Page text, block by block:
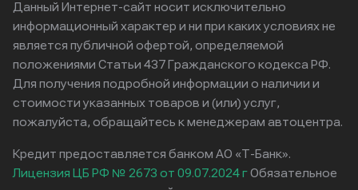
Данный Интернет-сайт носит исключительно
информационный характер и ни при каких условиях не
является публичной офертой, определяемой
положениями Статьи 437 Гражданского кодекса РФ.
Для получения подробной информации о наличии и
стоимости указанных товаров и (или) услуг,
пожалуйста, обращайтесь к менеджерам автоцентра.
Кредит предоставляется банком АО «Т-Банк».
Лицензия ЦБ РФ № 2673 от 09.07.2024 гОбязательное